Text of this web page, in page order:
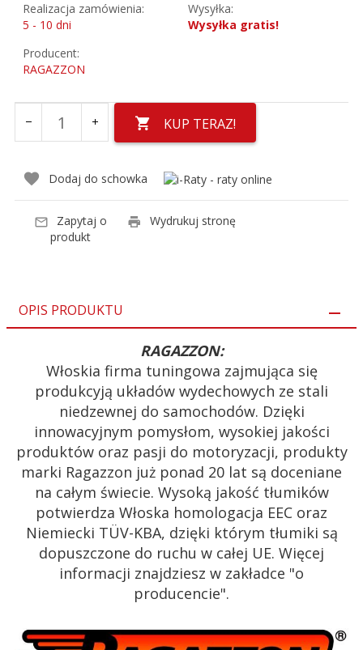
Realizacja zamówienia:
5 - 10 dni
Wysyłka:
Wysyłka gratis!
Producent:
RAGAZZON
KUP TERAZ!
Dodaj do schowka
Zapytaj o
produkt
Wydrukuj stronę
OPIS PRODUKTU
RAGAZZON:
Włoskia firma tuningowa zajmująca się
produkcyją układów wydechowych ze stali
niedzewnej do samochodów. Dzięki
innowacyjnym pomysłom, wysokiej jakości
produktów oraz pasji do motoryzacji, produkty
marki Ragazzon już ponad 20 lat są doceniane
na całym świecie. Wysoką jakość tłumików
potwierdza Włoska homologacja EEC oraz
Niemiecki TÜV-KBA, dzięki którym tłumiki są
dopuszczone do ruchu w całej UE. Więcej
informacji znajdziesz w zakładce "o
producencie".